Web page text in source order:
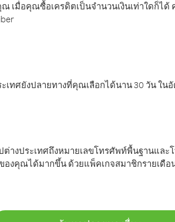
ณ เมื่อคุณซื้อเครดิตเป็นจำนวนเงินเท่าใดก็ไ
ทศยังปลายทางที่คุณเลือกได้นาน 30 วัน ใน
างประเทศถึงหมายเลขโทรศัพท์พื้นฐานแล
งคุณได้มากขึ้น ด้วยแพ็คเกจสมาชิกรายเดือ